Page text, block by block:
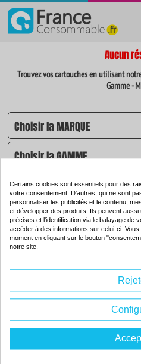
}
Aucun
Trouvez vos cartouches en utilisant
Gamme -
LIVRAISON GRATUITE
Certains cookies sont essentiels pour des
votre consentement. D'autres, qui ne sont
personnaliser les publicités et le contenu,
et développer des produits. Ils peuvent
précises et l'identification via le balayage de
accéder à des informations sur celui-ci.
moment en cliquant sur le bouton
notre site.